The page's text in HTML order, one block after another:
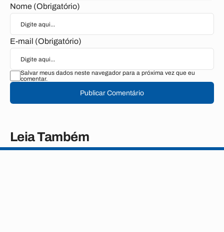
Nome (Obrigatório)
E-mail (Obrigatório)
Salvar meus dados neste navegador para a próxima vez que eu
comentar.
Publicar Comentário
Leia Também